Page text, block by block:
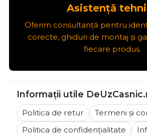
Asistență
Oferim consultanță pentru
corecte, ghiduri de montaj și
fiecare produs.
Informații utile
Politica de retur
Termeni și
Politica de confidențialitate